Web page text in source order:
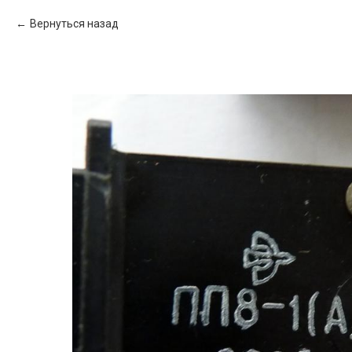
Вернуться назад